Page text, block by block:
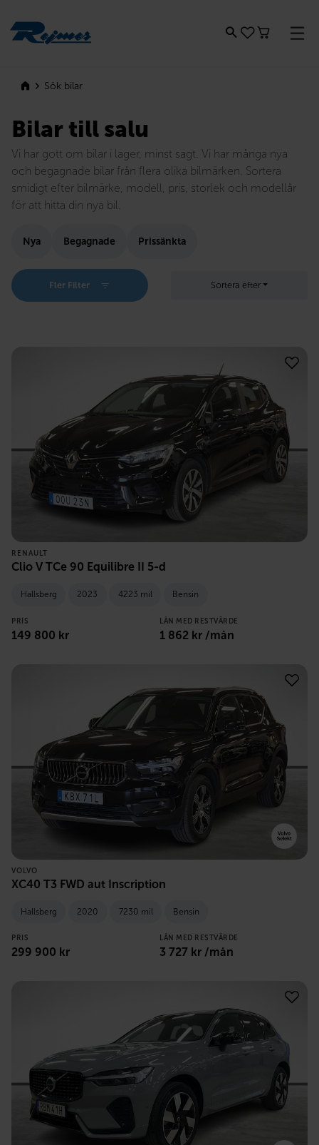
Sök bilar
Bilar till salu
Vi har gott om bilar i lager, minst sagt. Vi har många nya
och begagnade bilar från flera olika bilmärken. Sortera
smidigt efter bilmärke, modell, pris, storlek och modellår
för att hitta din nya bil.
Nya Begagnade Prissänkta
Fler Filter Sortera efter
RENAULT
Clio V TCe 90 Equilibre II 5-d
Hallsberg 2023 4223 mil Bensin
PRIS
149 800 kr
LÅN MED RESTVÄRDE
1 862 kr /mån
VOLVO
XC40 T3 FWD aut Inscription
Hallsberg 2020 7230 mil Bensin
PRIS
299 900 kr
LÅN MED RESTVÄRDE
3 727 kr /mån